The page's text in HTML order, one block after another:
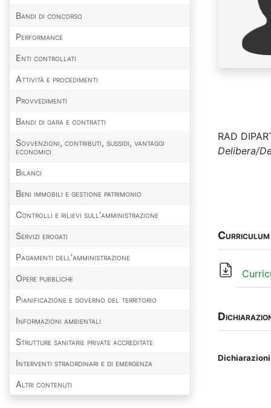
Bandi di concorso
Performance
Enti controllati
Attività e procedimenti
Provvedimenti
Bandi di gara e contratti
Sovvenzioni, contributi, sussidi, vantaggi
economici
Bilanci
Beni immobili e gestione patrimonio
Controlli e rilievi sull'amministrazione
Servizi erogati
Pagamenti dell'amministrazione
Opere pubbliche
Pianificazione e governo del territorio
Informazioni ambientali
Strutture sanitarie private accreditate
Interventi straordinari e di emergenza
Altri contenuti
RAD
Delibera/
Curriculum